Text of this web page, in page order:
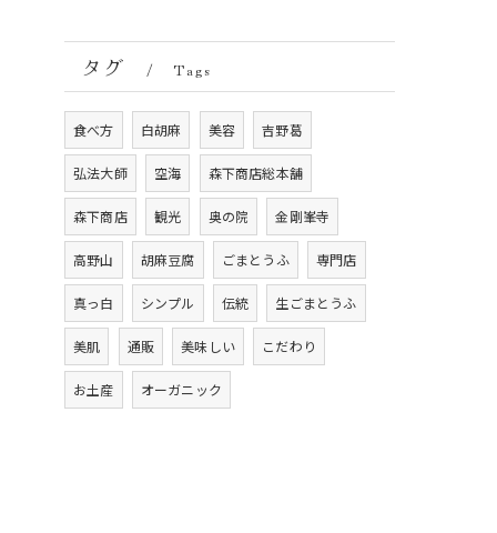
タグ Tags
食べ方 白胡麻 美容 吉野葛
弘法大師 空海 森下商店総本舗
森下商店 観光 奥の院 金剛峯寺
高野山 胡麻豆腐 ごまとうふ 専門店
真っ白 シンプル 伝統 生ごまとうふ
美肌 通販 美味しい こだわり
お土産 オーガニック